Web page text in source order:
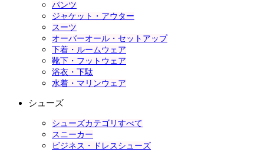
パンツ
ジャケット・アウター
スーツ
オーバーオール・セットアップ
下着・ルームウェア
靴下・フットウェア
浴衣・下駄
水着・マリンウェア
シューズ
シューズカテゴリすべて
スニーカー
ビジネス・ドレスシューズ